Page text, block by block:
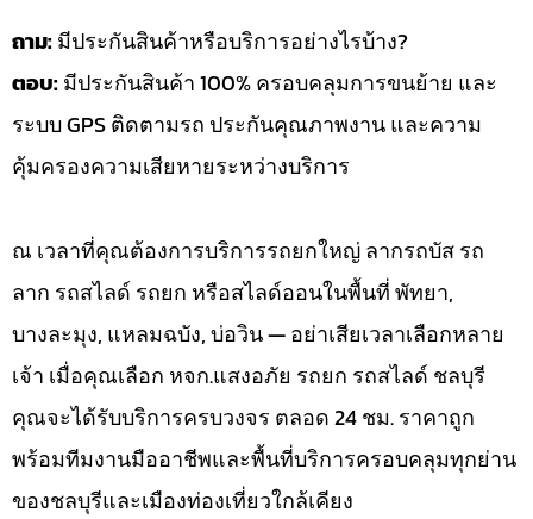
ถาม:มีประกันสินค้าหรือบริการอย่างไรบ้าง?
ตอบ:มีประกันสินค้า 100% ครอบคลุมการขนย้าย และ
ระบบ GPS ติดตามรถ ประกันคุณภาพงาน และความ
คุ้มครองความเสียหายระหว่างบริการ
ณ เวลาที่คุณต้องการบริการรถยกใหญ่ ลากรถบัส รถ
ลาก รถสไลด์ รถยก หรือสไลด์ออนในพื้นที่ พัทยา,
บางละมุง, แหลมฉบัง, บ่อวิน — อย่าเสียเวลาเลือกหลาย
เจ้า เมื่อคุณเลือก หจก.แสงอภัย รถยก รถสไลด์ ชลบุรี
คุณจะได้รับบริการครบวงจร ตลอด 24 ชม. ราคาถูก
พร้อมทีมงานมืออาชีพและพื้นที่บริการครอบคลุมทุกย่าน
ของชลบุรีและเมืองท่องเที่ยวใกล้เคียง